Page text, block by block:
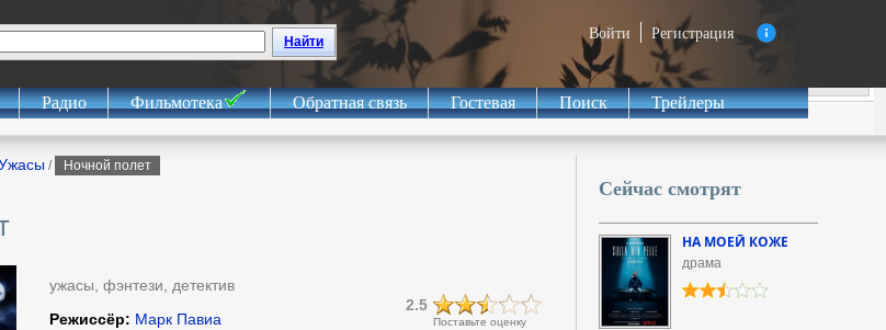
Войти Регистрация
Найти
Радио Фильмотека Обратная связь Гостевая Поиск Трейлеры
/ Ночной полет
ужасы, фэнтези, детектив
Поставьте оценку
2.5
Режиссёр: Марк Павиа
Сейчас смотрят
НА МОЕЙ КОЖЕ
драма